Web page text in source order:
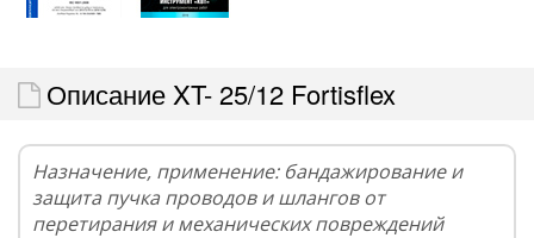
Описание XT- 25/12 Fortisflex
Назначение, применение: бандажирование и
защита пучка проводов и шлангов от
перетирания и механических повреждений